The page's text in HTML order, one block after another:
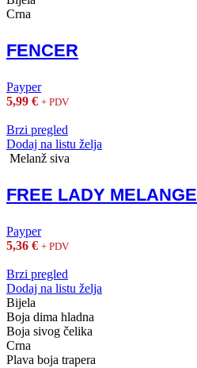
Crna
FENCER
Payper
5,99 € + PDV
Brzi pregled
Dodaj na listu želja
Melanž siva
FREE LADY MELANGE
Payper
5,36 € + PDV
Brzi pregled
Dodaj na listu želja
Bijela
Boja dima hladna
Boja sivog čelika
Crna
Plava boja trapera